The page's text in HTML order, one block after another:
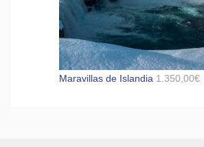
Maravillas de Islandia 1.350,00€